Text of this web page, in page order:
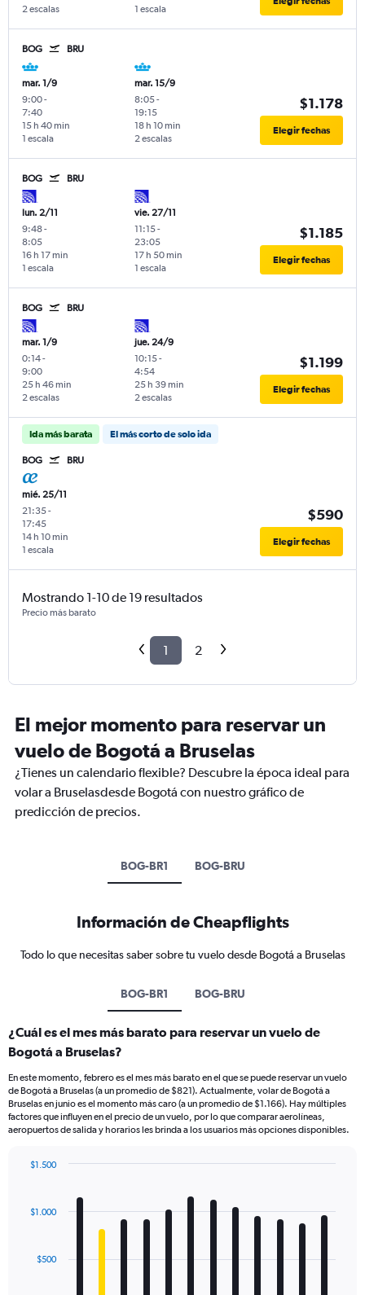
2 escalas
1 escala
BOG BRU
mar. 1/9
9:00-
7:40
1 escala
15 h 40 min
mar. 15/9
8:05-
19:15
2 escalas
18 h 10 min
$1.178
Elegir fechas
BOG BRU
lun. 2/11
9:48-
8:05
1 escala
16 h 17 min
vie. 27/11
11:15-
23:05
1 escala
17 h 50 min
$1.185
Elegir fechas
BOG BRU
mar. 1/9
0:14-
9:00
2 escalas
25 h 46 min
jue. 24/9
10:15-
4:54
2 escalas
25 h 39 min
$1.199
Elegir fechas
Ida más barata El más corto de solo ida
BOG BRU
mié. 25/11
21:35-
17:45
1 escala
14 h 10 min
$590
Elegir fechas
Mostrando 1-10 de 19 resultados
Precio más barato
1 2
El mejor momento para reservar un
vuelo de Bogotá a Bruselas
¿Tienes un calendario flexible? Descubre la época ideal para
volar a Bruselasdesde Bogotá con nuestro gráfico de
predicción de precios.
BOG-BR1 BOG-BRU
Información de Cheapflights
Todo lo que necesitas saber sobre tu vuelo desde Bogotá a Bruselas
BOG-BR1 BOG-BRU
¿Cuál es el mes más barato para reservar un vuelo de
Bogotá a Bruselas?
En este momento, febrero es el mes más barato en el que se puede reservar un vuelo
de Bogotá a Bruselas (a un promedio de $821). Actualmente, volar de Bogotá a
Bruselas en junio es el momento más caro (a un promedio de $1.166). Hay múltiples
factores que influyen en el precio de un vuelo, por lo que comparar aerolíneas,
aeropuertos de salida y horarios les brinda a los usuarios más opciones disponibles.
with
12
The$500
$1.000
$1.500